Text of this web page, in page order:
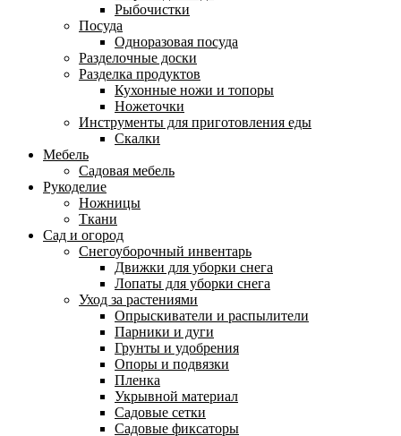
Рыбочистки
Посуда
Одноразовая посуда
Разделочные доски
Разделка продуктов
Кухонные ножи и топоры
Ножеточки
Инструменты для приготовления еды
Скалки
Мебель
Садовая мебель
Рукоделие
Ножницы
Ткани
Сад и огород
Снегоуборочный инвентарь
Движки для уборки снега
Лопаты для уборки снега
Уход за растениями
Опрыскиватели и распылители
Парники и дуги
Грунты и удобрения
Опоры и подвязки
Пленка
Укрывной материал
Садовые сетки
Садовые фиксаторы